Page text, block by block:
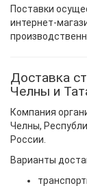
Поставки
интернет-
Доставка
Челны и
Компания
Челны,
России.
Варианты